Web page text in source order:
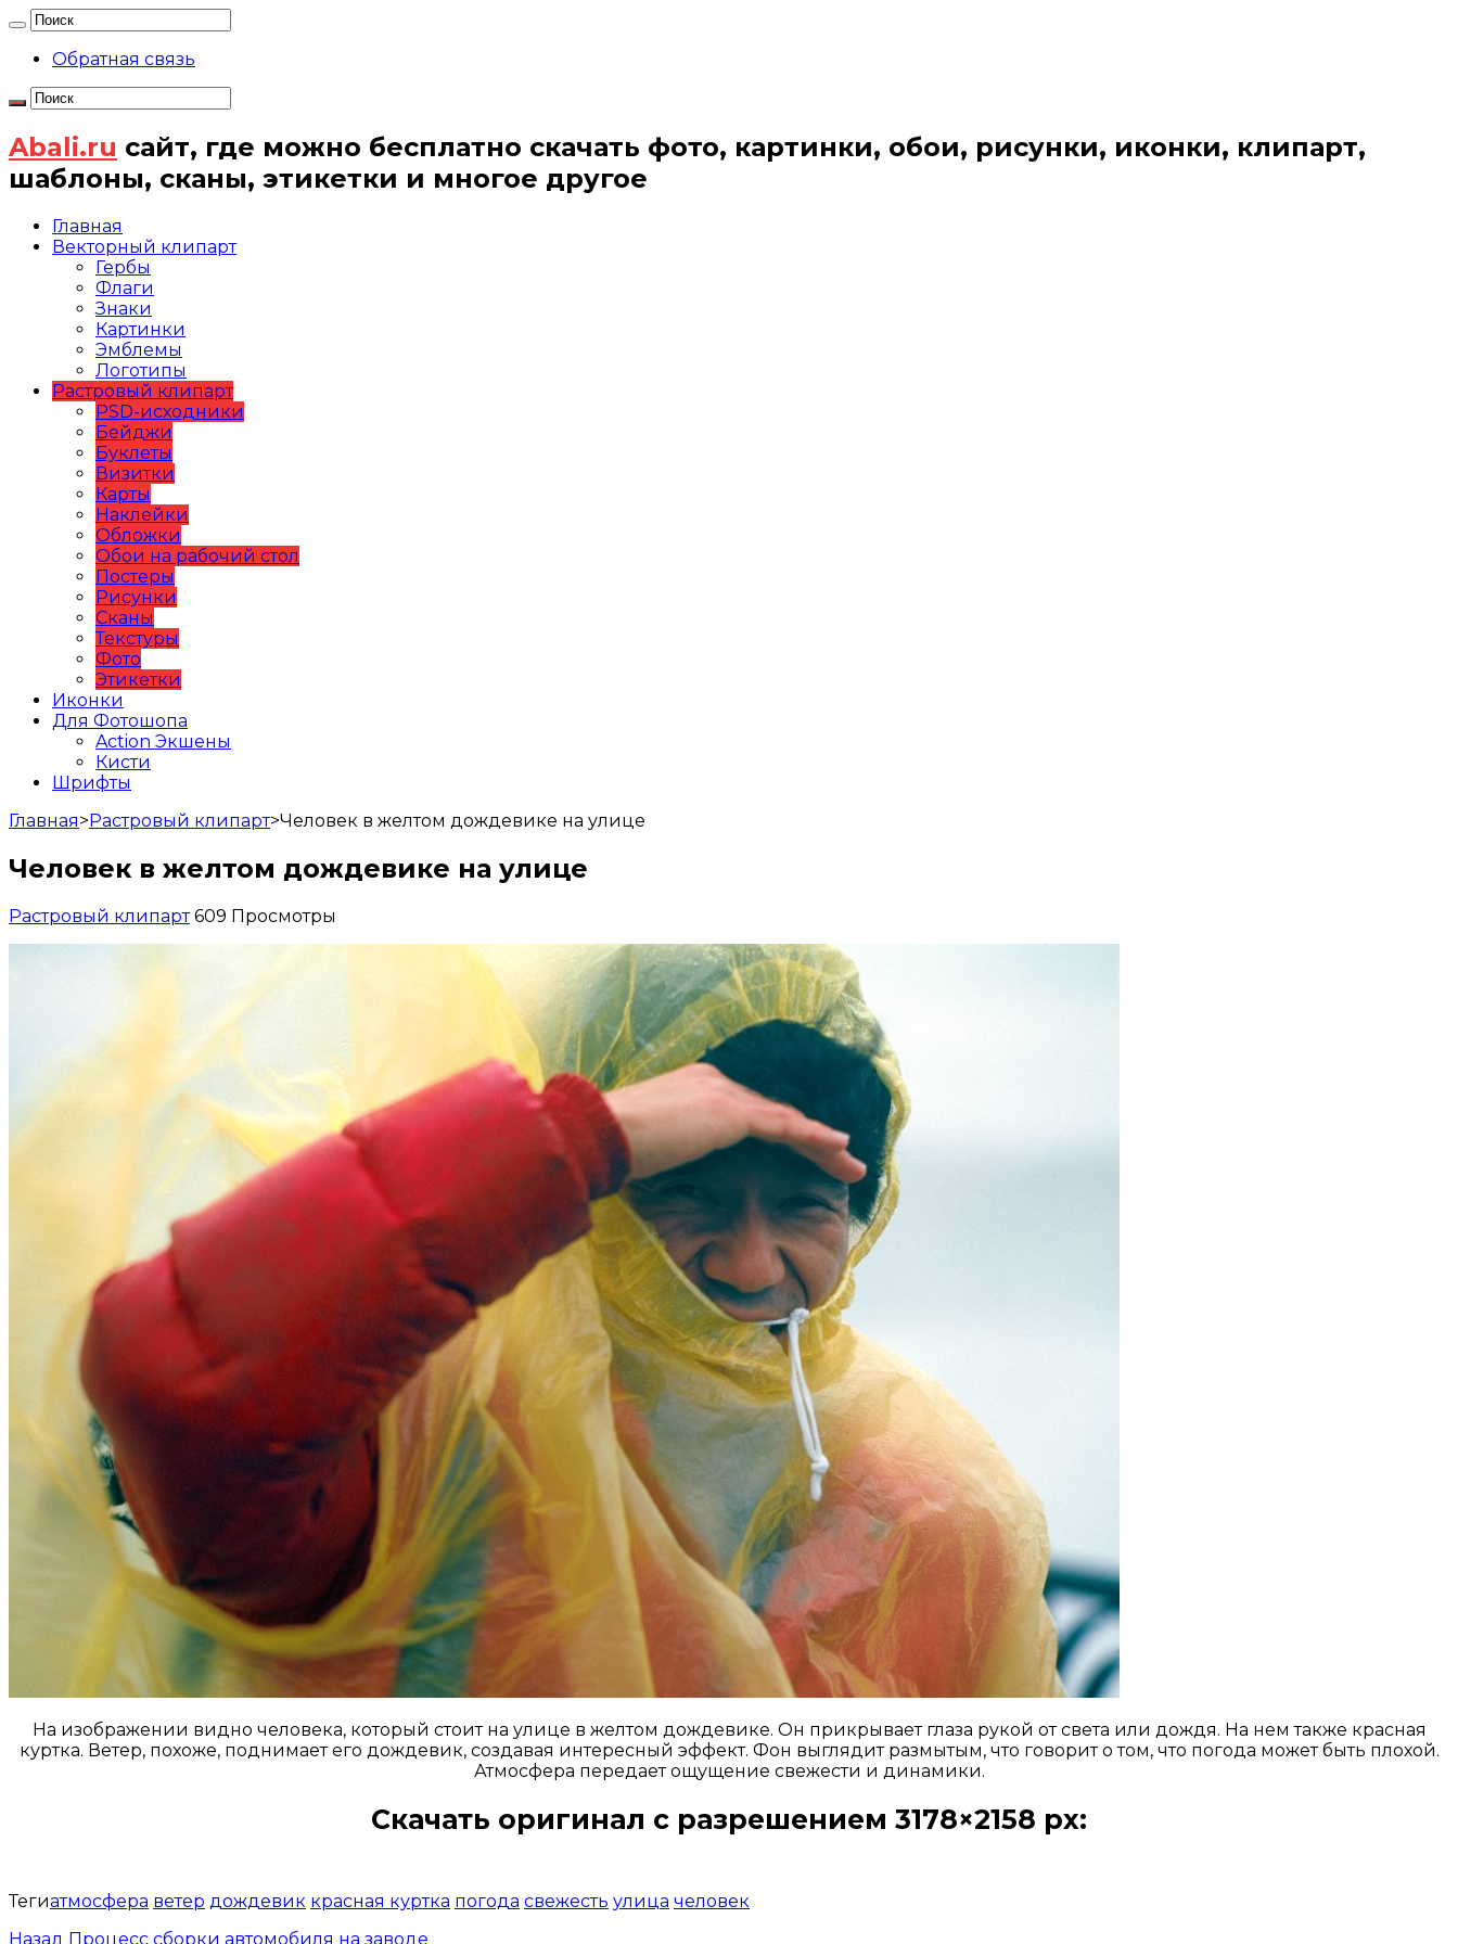
Обратная связь
Abali.ru сайт, где можно бесплатно скачать фото, картинки, обои, рисунки, иконки, клипарт,
шаблоны, сканы, этикетки и многое другое
Главная
Векторный клипарт
Гербы
Флаги
Знаки
Картинки
Эмблемы
Логотипы
Растровый клипарт
PSD-исходники
Бейджи
Буклеты
Визитки
Карты
Наклейки
Обложки
Обои на рабочий стол
Постеры
Рисунки
Сканы
Текстуры
Фото
Этикетки
Иконки
Для Фотошопа
Action Экшены
Кисти
Шрифты
Главная>Растровый клипарт>Человек в желтом дождевике на улице
Человек в желтом дождевике на улице
Растровый клипарт 609 Просмотры
На изображении видно человека, который стоит на улице в желтом дождевике. Он прикрывает глаза рукой от света или дождя. На нем также красная
куртка. Ветер, похоже, поднимает его дождевик, создавая интересный эффект. Фон выглядит размытым, что говорит о том, что погода может быть плохой.
Атмосфера передает ощущение свежести и динамики.
Скачать оригинал с разрешением 3178×2158 px:
Тегиатмосфера ветер дождевик красная куртка погода свежесть улица человек
Назад Процесс сборки автомобиля на заводе